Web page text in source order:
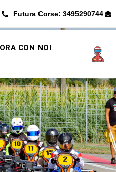
Futura Corse: 3495290744
CON NOI